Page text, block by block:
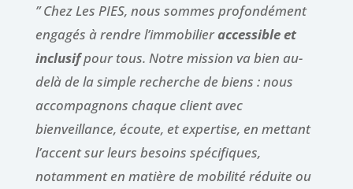
” Chez Les PIES, nous sommes profondément
engagés à rendre l’immobilieraccessible et
inclusifpour tous. Notre mission va bien au-
delà de la simple recherche de biens : nous
accompagnons chaque client avec
bienveillance, écoute, et expertise, en mettant
l’accent sur leurs besoins spécifiques,
notamment en matière de mobilité réduite ou